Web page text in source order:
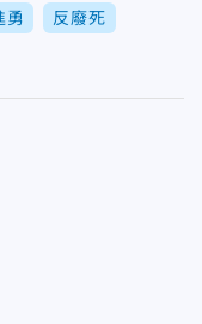
勇 反廢死